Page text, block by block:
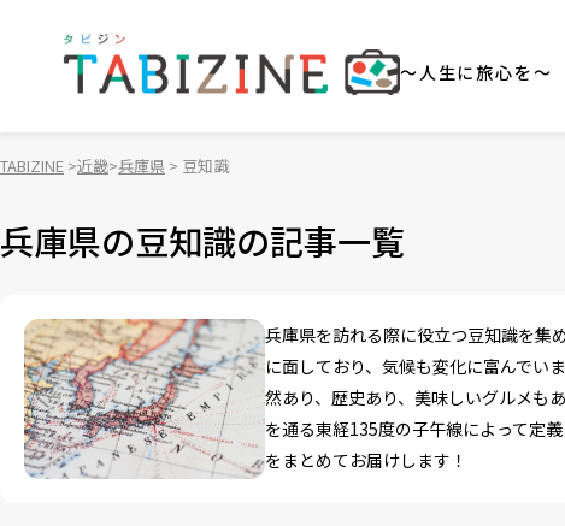
～人生に旅心を～
TABIZINE 近畿 兵庫県 豆知識
兵庫県の豆知識の記事一覧
兵庫県を訪れる際に役立つ豆知識を集
に面しており、気候も変化に富んでい
然あり、歴史あり、美味しいグルメも
を通る東経135度の子午線によって定
をまとめてお届けします！